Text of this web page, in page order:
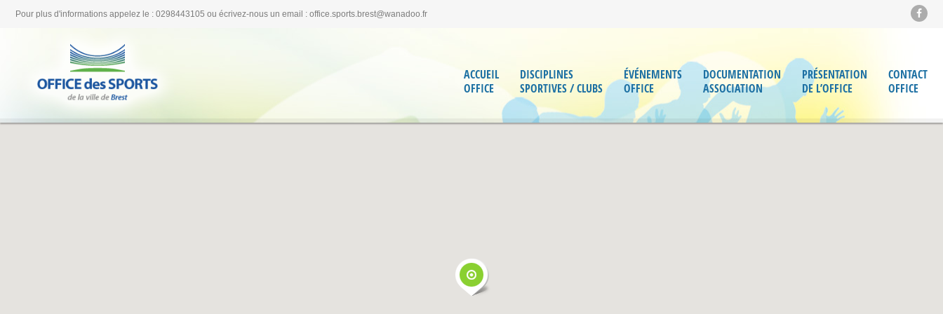
Pour plus d'informations appelez le : 0298443105 ou écrivez-nous un email : office.sports.brest@wanadoo.fr
ACCUEIL
OFFICE
DISCIPLINES
SPORTIVES / CLUBS
ÉVÉNEMENTS
OFFICE
DOCUMENTATION
ASSOCIATION
PRÉSENTATION
DE L’OFFICE
CONTACT
OFFICE